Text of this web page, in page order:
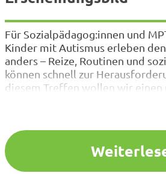
Für Sozialpädagog:innen und
Kinder mit Autismus erleben
anders – Reize, Routinen und
können schnell zur
diesem Treffen wollen wir einen
Handlungsmöglichkeiten,
die Zusammenarbeit im
Gemeinsam…